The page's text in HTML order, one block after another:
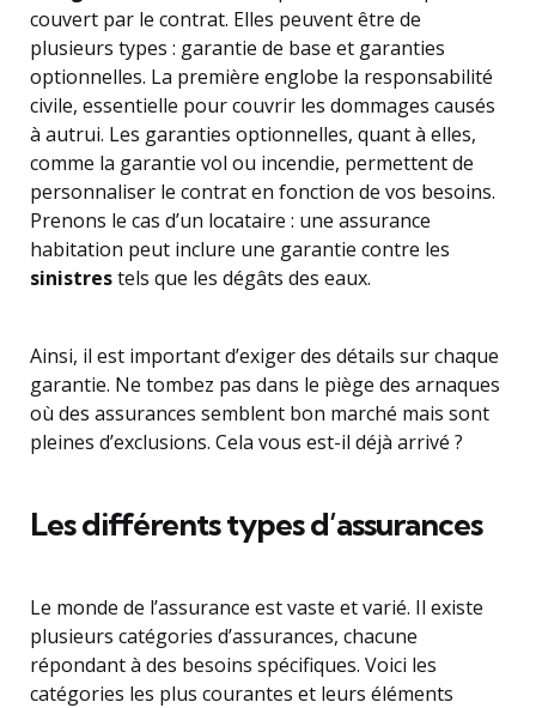
couvert par le contrat. Elles peuvent être de
plusieurs types : garantie de base et garanties
optionnelles. La première englobe la responsabilité
civile, essentielle pour couvrir les dommages causés
à autrui. Les garanties optionnelles, quant à elles,
comme la garantie vol ou incendie, permettent de
personnaliser le contrat en fonction de vos besoins.
Prenons le cas d’un locataire : une assurance
habitation peut inclure une garantie contre les
sinistrestels que les dégâts des eaux.
Ainsi, il est important d’exiger des détails sur chaque
garantie. Ne tombez pas dans le piège des arnaques
où des assurances semblent bon marché mais sont
pleines d’exclusions. Cela vous est-il déjà arrivé ?
Les différents types d’assurances
Le monde de l’assurance est vaste et varié. Il existe
plusieurs catégories d’assurances, chacune
répondant à des besoins spécifiques. Voici les
catégories les plus courantes et leurs éléments